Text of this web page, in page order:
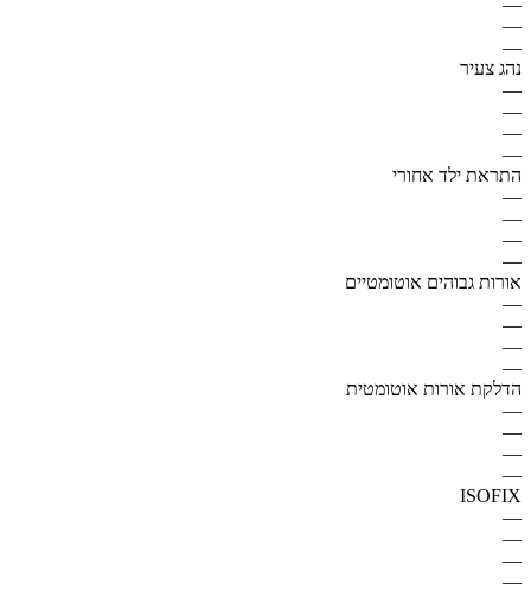
—
—
נהג צעיר
—
—
—
—
התראת ילד אחורי
—
—
—
—
אורות גבוהים אוטומטיים
—
—
—
—
הדלקת אורות אוטומטית
—
—
—
—
ISOFIX
—
—
—
—